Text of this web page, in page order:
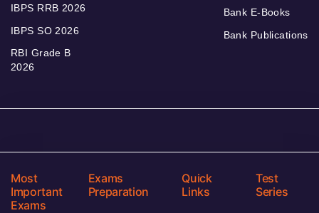
IBPS RRB 2026
IBPS SO 2026
RBI Grade B
2026
Bank E-Books
Bank Publications
Most
Important
Exams
Exams
Preparation
Quick
Links
Test
Series